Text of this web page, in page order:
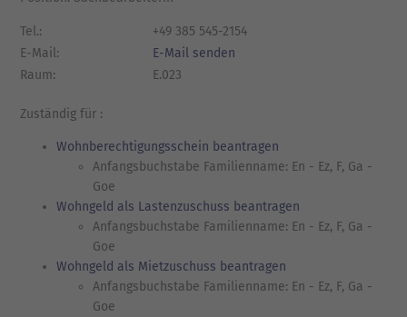
Tel.:
+49 385 545-2154
E-Mail:
E-Mail senden
Raum:
E.023
Zuständig für :
Wohnberechtigungsschein beantragen
Anfangsbuchstabe Familienname: En - Ez, F, Ga -
Goe
Wohngeld als Lastenzuschuss beantragen
Anfangsbuchstabe Familienname: En - Ez, F, Ga -
Goe
Wohngeld als Mietzuschuss beantragen
Anfangsbuchstabe Familienname: En - Ez, F, Ga -
Goe